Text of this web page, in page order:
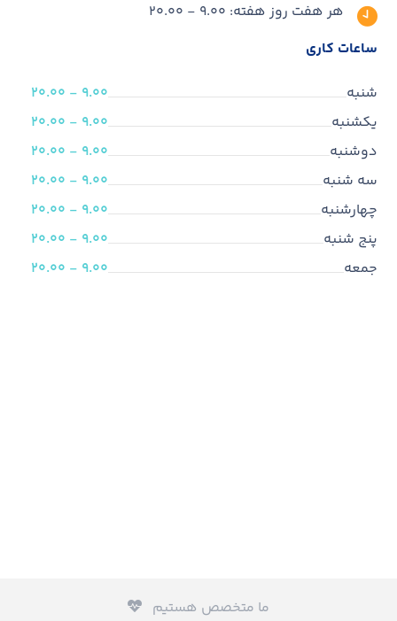
هر هفت روز هفته: 9.00 - 20.00
ساعات کاری
شنبه
9.00 - 20.00
یکشنبه
9.00 - 20.00
دوشنبه
9.00 - 20.00
سه شنبه
9.00 - 20.00
چهارشنبه
9.00 - 20.00
پنج شنبه
9.00 - 20.00
جمعه
9.00 - 20.00
ما متخصص هستیم